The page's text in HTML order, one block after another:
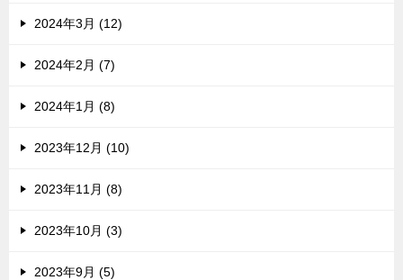
2024年3月 (12)
2024年2月 (7)
2024年1月 (8)
2023年12月 (10)
2023年11月 (8)
2023年10月 (3)
2023年9月 (5)